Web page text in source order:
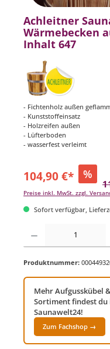
Achleitner
Wärmebecken
Inhalt 647
- Fichtenholz außen
- Kunststoffeinsatz
- Holzreifen außen
- Lüfterboden
- wasserfest verleimt
104,90 €* %
Preise inkl. MwSt. zzgl.
Sofort verfügbar,
Produkt Anzahl: Gib den
Produktnummer:
Mehr Aufgusskübel
Sortiment findest du
Saunawelt24!
Zum Fachshop →